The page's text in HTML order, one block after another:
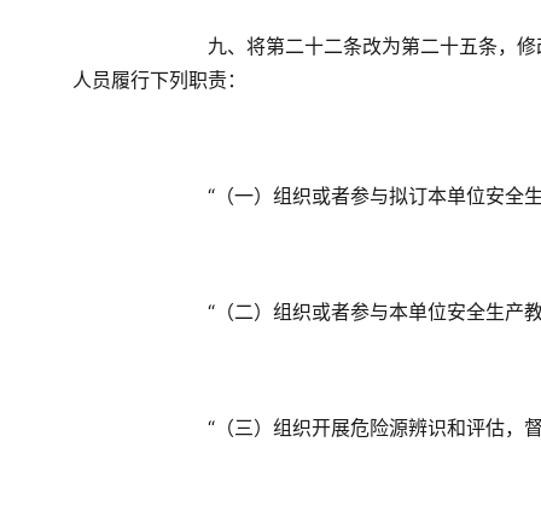
九、将第二十二条改为第二十五条，修
人员履行下列职责：
“（一）组织或者参与拟订本单位安全
“（二）组织或者参与本单位安全生产
“（三）组织开展危险源辨识和评估，